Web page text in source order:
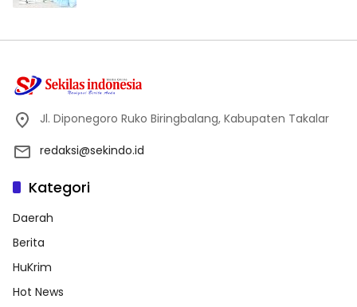
Jl. Diponegoro Ruko Biringbalang, Kabupaten Takalar
redaksi@sekindo.id
Kategori
Daerah
Berita
HuKrim
Hot News